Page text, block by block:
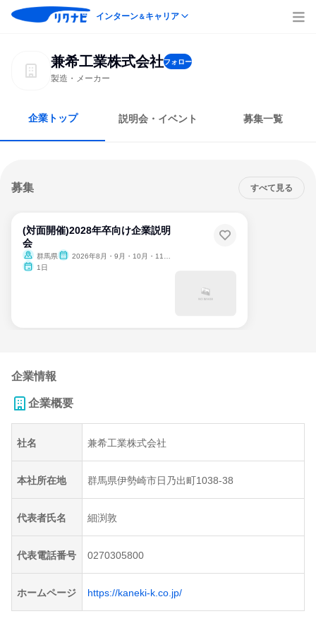
インターン＆キャリア
兼希工業株式会社フォロー
製造・メーカー
企業トップ 説明会・イベント 募集一覧
募集 すべて見る
(対面開催)2028年卒向け企業説明
会
群馬県
2026年8月・9月・10月・11月・12月、2027年1月
1日
企業情報
企業概要
社名 兼希工業株式会社
本社所在地 群馬県伊勢崎市日乃出町1038-38
代表者氏名 細渕敦
代表電話番号 0270305800
ホームページ https://kaneki-k.co.jp/